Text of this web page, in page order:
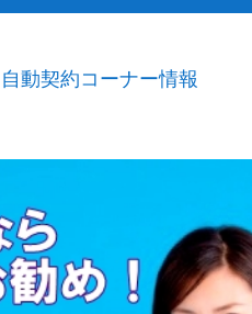
自動契約コーナー情報